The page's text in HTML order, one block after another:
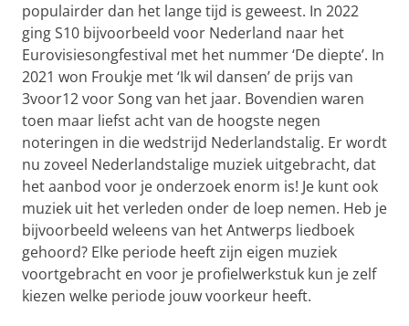
populairder dan het lange tijd is geweest. In 2022
ging S10 bijvoorbeeld voor Nederland naar het
Eurovisiesongfestival met het nummer ‘De diepte’. In
2021 won Froukje met ‘Ik wil dansen’ de prijs van
3voor12 voor Song van het jaar. Bovendien waren
toen maar liefst acht van de hoogste negen
noteringen in die wedstrijd Nederlandstalig. Er wordt
nu zoveel Nederlandstalige muziek uitgebracht, dat
het aanbod voor je onderzoek enorm is! Je kunt ook
muziek uit het verleden onder de loep nemen. Heb je
bijvoorbeeld weleens van het Antwerps liedboek
gehoord? Elke periode heeft zijn eigen muziek
voortgebracht en voor je profielwerkstuk kun je zelf
kiezen welke periode jouw voorkeur heeft.